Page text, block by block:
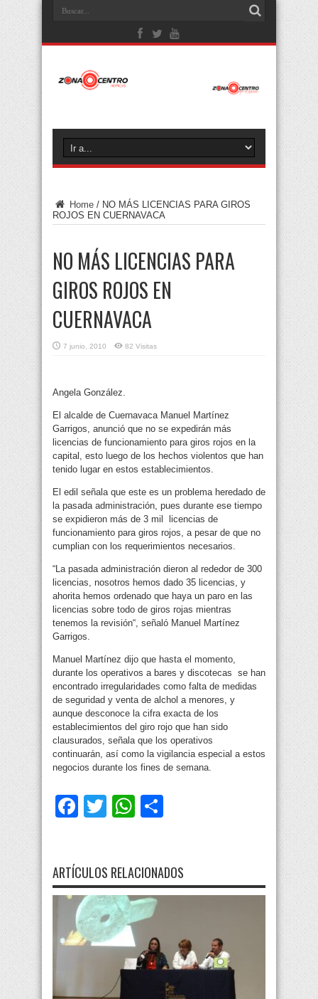
Home / NO MÁS LICENCIAS PARA GIROS
ROJOS EN CUERNAVACA
NO MÁS LICENCIAS PARA
GIROS ROJOS EN
CUERNAVACA
7 junio, 2010 82 Visitas
Angela González.
El alcalde de Cuernavaca Manuel Martínez
Garrigos, anunció que no se expedirán más
licencias de funcionamiento para giros rojos en la
capital, esto luego de los hechos violentos que han
tenido lugar en estos establecimientos.
El edil señala que este es un problema heredado de
la pasada administración, pues durante ese tiempo
se expidieron más de 3 mil licencias de
funcionamiento para giros rojos, a pesar de que no
cumplian con los requerimientos necesarios.
“La pasada administración dieron al rededor de 300
licencias, nosotros hemos dado 35 licencias, y
ahorita hemos ordenado que haya un paro en las
licencias sobre todo de giros rojas mientras
tenemos la revisión“, señaló Manuel Martínez
Garrigos.
Manuel Martínez dijo que hasta el momento,
durante los operativos a bares y discotecas se han
encontrado irregularidades como falta de medidas
de seguridad y venta de alchol a menores, y
aunque desconoce la cifra exacta de los
establecimientos del giro rojo que han sido
clausurados, señala que los operativos
continuarán, así como la vigilancia especial a estos
negocios durante los fines de semana.
Facebook
TwitterWhatsApp
ARTÍCULOS RELACIONADOS